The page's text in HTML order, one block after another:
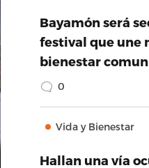
Bayamón será
festival que une
bienestar
0
Vida y Bienestar
Hallan una vía